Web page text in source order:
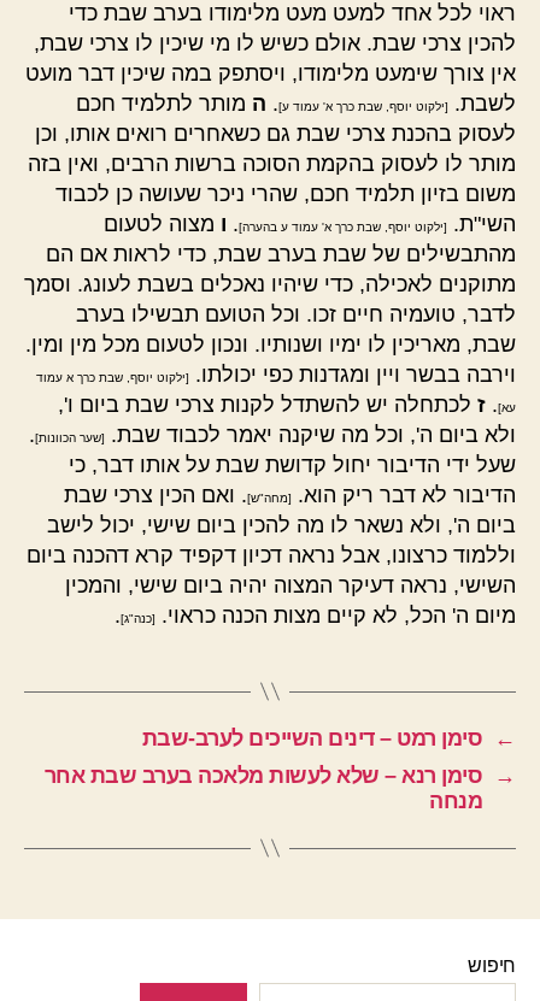
ראוי לכל אחד למעט מעט מלימודו בערב שבת כדי
להכין צרכי שבת. אולם כשיש לו מי שיכין לו צרכי שבת,
אין צורך שימעט מלימודו, ויסתפק במה שיכין דבר מועט
לשבת.
[ילקוט יוסף, שבת כרך א' עמוד ע]. ה מותר לתלמיד חכם
לעסוק בהכנת צרכי שבת גם כשאחרים רואים אותו, וכן
מותר לו לעסוק בהקמת הסוכה ברשות הרבים, ואין בזה
משום בזיון תלמיד חכם, שהרי ניכר שעושה כן לכבוד
השי"ת.
[ילקוט יוסף, שבת כרך א' עמוד ע בהערה]. ו מצוה לטעום
מהתבשילים של שבת בערב שבת, כדי לראות אם הם
מתוקנים לאכילה, כדי שיהיו נאכלים בשבת לעונג. וסמך
לדבר, טועמיה חיים זכו. וכל הטועם תבשילו בערב
שבת, מאריכין לו ימיו ושנותיו. ונכון לטעום מכל מין ומין.
וירבה בבשר ויין ומגדנות כפי יכולתו.
[ילקוט יוסף, שבת כרך א עמוד
עא]. ז לכתחלה יש להשתדל לקנות צרכי שבת ביום ו',
ולא ביום ה', וכל מה שיקנה יאמר לכבוד שבת.
[שער הכוונות].
שעל ידי הדיבור יחול קדושת שבת על אותו דבר, כי
הדיבור לא דבר ריק הוא.
[מחה"ש]. ואם הכין צרכי שבת
ביום ה', ולא נשאר לו מה להכין ביום שישי, יכול לישב
וללמוד כרצונו, אבל נראה דכיון דקפיד קרא דהכנה ביום
השישי, נראה דעיקר המצוה יהיה ביום שישי, והמכין
מיום ה' הכל, לא קיים מצות הכנה כראוי.
[כנה"ג].
←
סימן רמט – דינים השייכים לערב-שבת
→
סימן רנא – שלא לעשות מלאכה בערב שבת אחר
מנחה
חיפוש